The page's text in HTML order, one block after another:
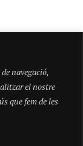
navegació,
el nostre
que fem de les